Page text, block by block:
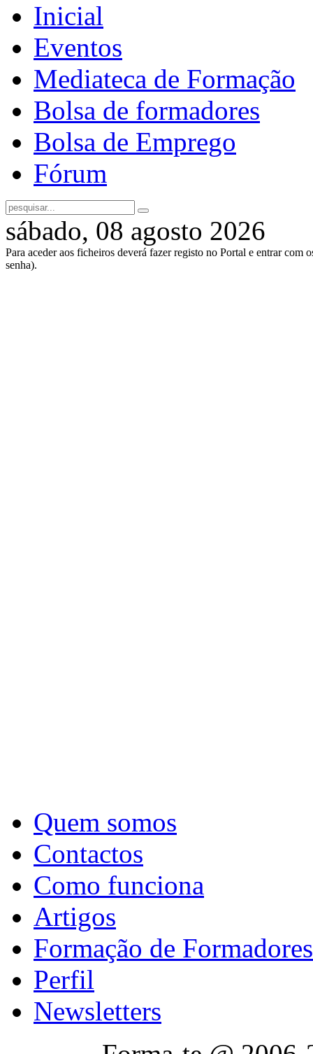
Inicial
Eventos
Mediateca de Formação
Bolsa de formadores
Bolsa de Emprego
Fórum
sábado, 08 agosto 2026
Para aceder aos ficheiros deverá fazer registo no Portal e entrar com
senha).
Quem somos
Contactos
Como funciona
Artigos
Formação de Formadores
Perfil
Newsletters